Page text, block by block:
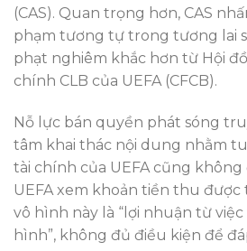
(CAS). Quan trọng hơn, CAS
phạm tương tự trong tương lai
phạt nghiêm khắc hơn từ Hội
chính CLB của UEFA (CFCB).
Nỗ lực bán quyền phát sóng
tâm khai thác nội dung nhằm
tài chính của UEFA cũng không
UEFA xem khoản tiền thu được
vô hình này là “lợi nhuận từ
hình”, không đủ điều kiện để